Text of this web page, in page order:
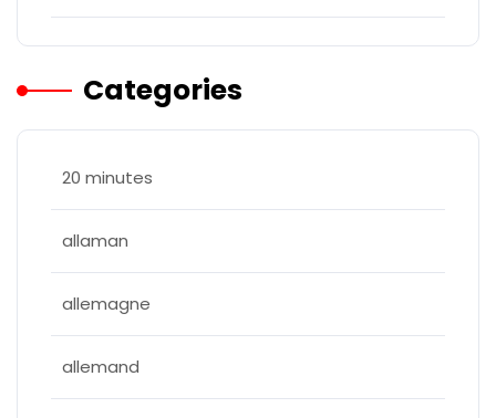
Categories
20 minutes
allaman
allemagne
allemand